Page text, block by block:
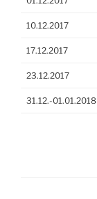
10.12.2017
17.12.2017
23.12.2017
31.12.-01.01.2018